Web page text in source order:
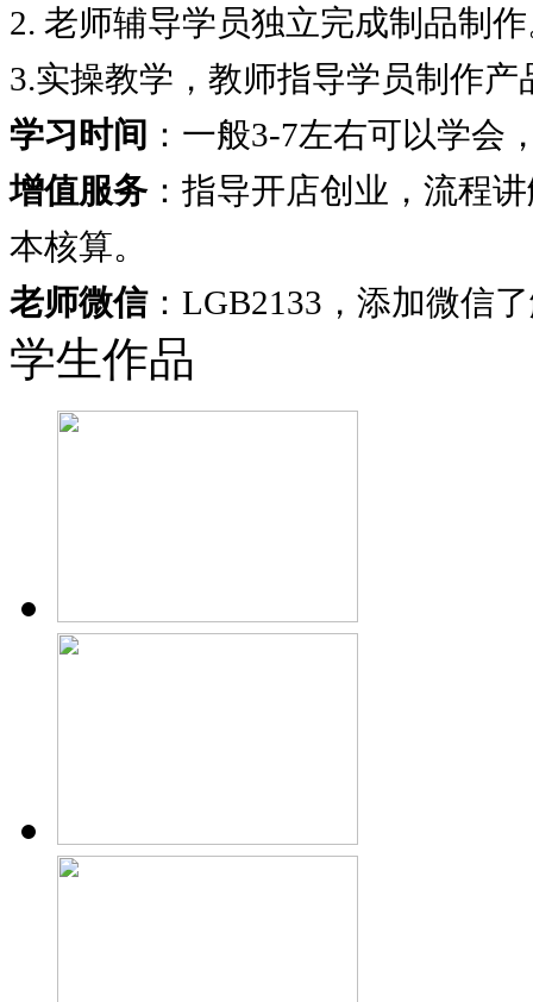
2. 老师辅导学员独立完成制品制
3.实操教学，教师指导学员制作产
学习时间 ：一般3-7左右可以学会
增值服务：指导开店创业，流程
本核算。
老师微信：LGB2133，添加微信
学生作品